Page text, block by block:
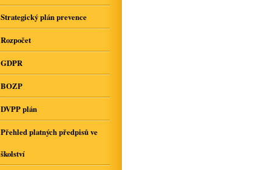
Strategický plán prevence
Rozpočet
GDPR
BOZP
DVPP plán
Přehled platných předpisů ve
školství